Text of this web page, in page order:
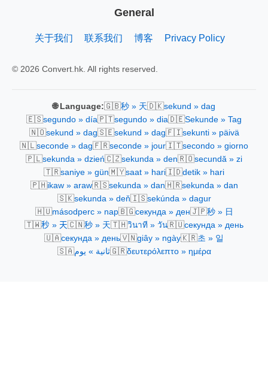
General
关于我们 联系我们 博客 Privacy Policy
© 2026 Convert.hk. All rights reserved.
🌐 Language:🇬🇧秒 » 天🇩🇰sekund » dag
🇪🇸segundo » día🇵🇹segundo » dia🇩🇪Sekunde » Tag
🇳🇴sekund » dag🇸🇪sekund » dag🇫🇮sekunti » päivä
🇳🇱seconde » dag🇫🇷seconde » jour🇮🇹secondo » giorno
🇵🇱sekunda » dzień🇨🇿sekunda » den🇷🇴secundă » zi
🇹🇷saniye » gün🇲🇾saat » hari🇮🇩detik » hari
🇵🇭ikaw » araw🇷🇸sekunda » dan🇭🇷sekunda » dan
🇸🇰sekunda » deň🇮🇸sekúnda » dagur
🇭🇺másodperc » nap🇧🇬секунда » ден🇯🇵秒 » 日
🇹🇼秒 » 天🇨🇳秒 » 天🇹🇭วินาที » วัน🇷🇺секунда » день
🇺🇦секунда » день🇻🇳giây » ngày🇰🇷초 » 일
🇸🇦ثانية » يوم🇬🇷δευτερόλεπτο » ημέρα